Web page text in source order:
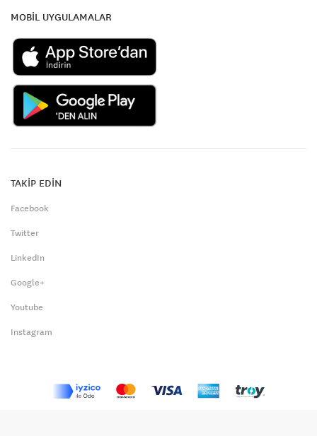
MOBİL UYGULAMALAR
TAKİP EDİN
Facebook
Twitter
LinkedIn
Google+
Youtube
Instagram